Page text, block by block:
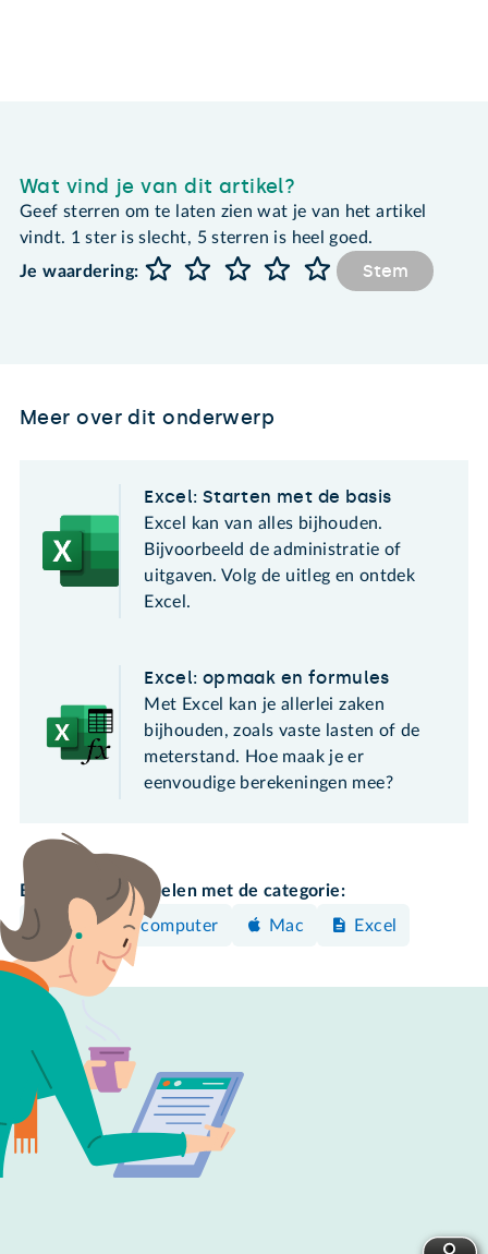
Wat vind je van dit artikel?
Geef sterren om te laten zien wat je van het artikel
vindt. 1 ster is slecht, 5 sterren is heel goed.
Je waardering:
Stem
Meer over dit onderwerp
Excel: Starten met de basis
Excel kan van alles bijhouden.
Bijvoorbeeld de administratie of
uitgaven. Volg de uitleg en ontdek
Excel.
Excel: opmaak en formules
Met Excel kan je allerlei zaken
bijhouden, zoals vaste lasten of de
meterstand. Hoe maak je er
eenvoudige berekeningen mee?
Bekijk meer artikelen met de categorie:
Windows-computer
Mac Excel